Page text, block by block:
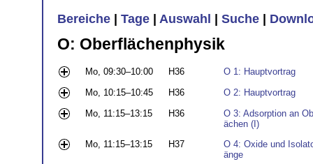
Bereiche Tage Auswahl Suche
O: Oberflächenphysik
Mo, 09:30–10:00 H36
O 1: Hauptvortrag
Mo, 10:15–10:45
H36
O 2: Hauptvortrag
Mo, 11:15–13:15
H36
O 3: Adsorption an
ächen (I)
Mo, 11:15–13:15
H37
O 4: Oxide und
änge